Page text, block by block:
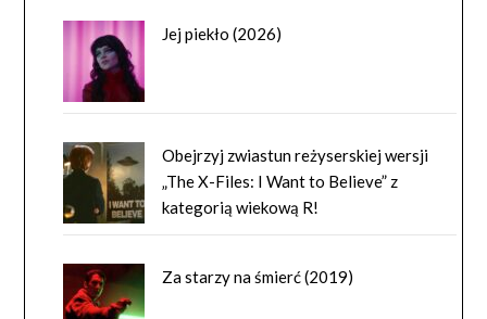
Jej piekło (2026)
Obejrzyj zwiastun reżyserskiej wersji
„The X-Files: I Want to Believe” z
kategorią wiekową R!
Za starzy na śmierć (2019)